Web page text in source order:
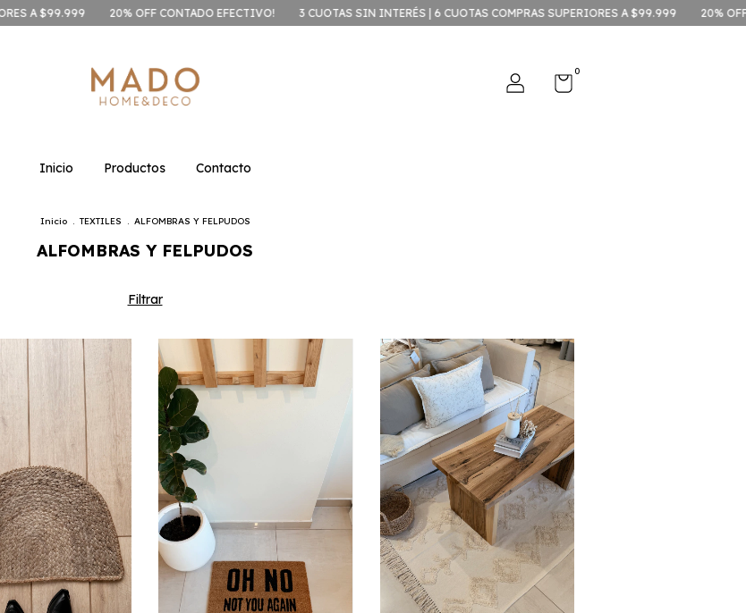
20% OFF CONTADO EFECTIVO! 3 CUOTAS SIN INTERÉS | 6 CUOTAS COMPRAS SUPERIORES A $99.999 20% OFF CONTADO
0
Inicio Productos Contacto
Inicio . TEXTILES . ALFOMBRAS Y FELPUDOS
ALFOMBRAS Y FELPUDOS
Filtrar